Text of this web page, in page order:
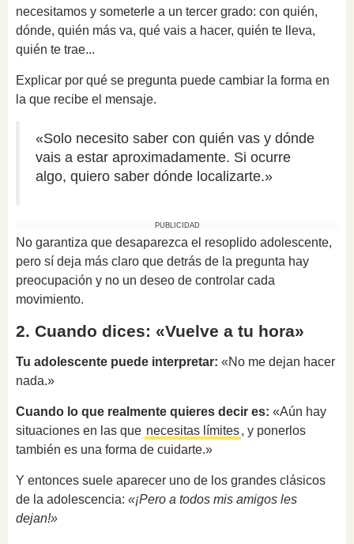
necesitamos y someterle a un tercer grado: con quién,
dónde, quién más va, qué vais a hacer, quién te lleva,
quién te trae...
Explicar por qué se pregunta puede cambiar la forma en
la que recibe el mensaje.
«Solo necesito saber con quién vas y dónde
vais a estar aproximadamente. Si ocurre
algo, quiero saber dónde localizarte.»
PUBLICIDAD
No garantiza que desaparezca el resoplido adolescente,
pero sí deja más claro que detrás de la pregunta hay
preocupación y no un deseo de controlar cada
movimiento.
2. Cuando dices: «Vuelve a tu hora»
Tu adolescente puede interpretar: «No me dejan hacer
nada.»
Cuando lo que realmente quieres decir es: «Aún hay
situaciones en las que necesitas límites, y ponerlos
también es una forma de cuidarte.»
Y entonces suele aparecer uno de los grandes clásicos
de la adolescencia: «¡Pero a todos mis amigos les
dejan!»